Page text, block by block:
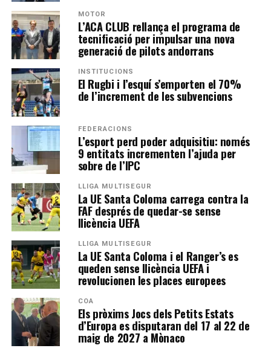
MOTOR
L’ACA CLUB rellança el programa de
tecnificació per impulsar una nova
generació de pilots andorrans
INSTITUCIONS
El Rugbi i l’esquí s’emporten el 70%
de l’increment de les subvencions
FEDERACIONS
L’esport perd poder adquisitiu: només
9 entitats incrementen l’ajuda per
sobre de l’IPC
LLIGA MULTISEGUR
La UE Santa Coloma carrega contra la
FAF després de quedar-se sense
llicència UEFA
LLIGA MULTISEGUR
La UE Santa Coloma i el Ranger’s es
queden sense llicència UEFA i
revolucionen les places europees
COA
Els pròxims Jocs dels Petits Estats
d’Europa es disputaran del 17 al 22 de
maig de 2027 a Mònaco